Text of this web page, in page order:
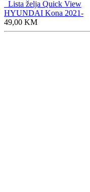
Lista želja Quick View
HYUNDAI Kona 2021-
49,00 KM